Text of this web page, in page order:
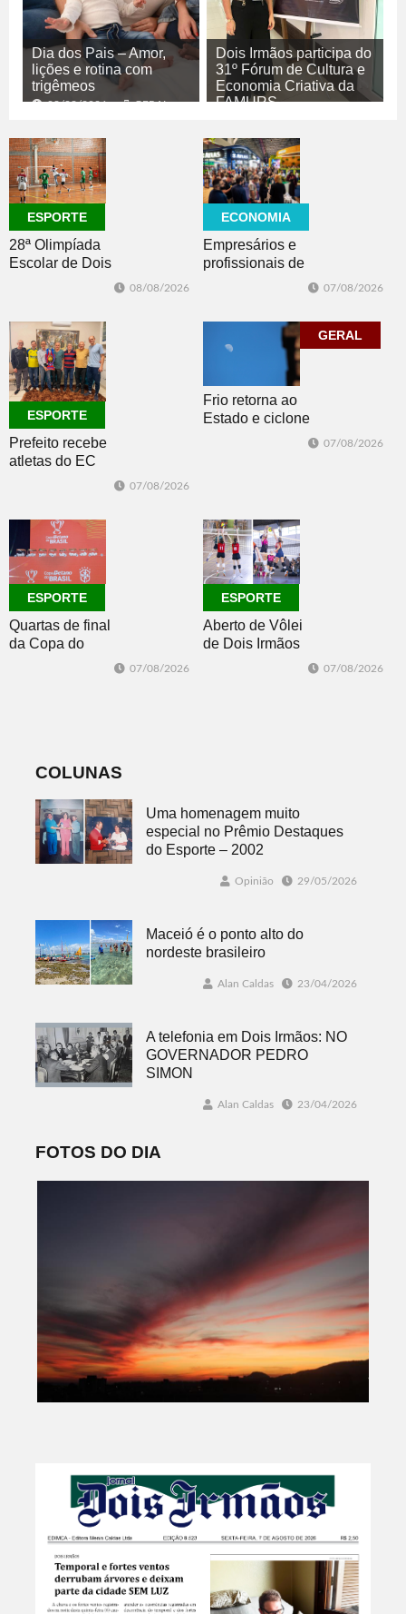
Dia dos Pais – Amor,
lições e rotina com
trigêmeos
08/08/2026 GERAL
Dois Irmãos participa do
31º Fórum de Cultura e
Economia Criativa da
FAMURS
CULTURA
ESPORTE
28ª Olimpíada
Escolar de Dois
08/08/2026
ECONOMIA
Empresários e
profissionais de
07/08/2026
ESPORTE
Prefeito recebe
atletas do EC
Master 65+
07/08/2026
GERAL
Frio retorna ao
Estado e ciclone
07/08/2026
ESPORTE
Quartas de final
da Copa do
Brasil 2026: veja
07/08/2026
ESPORTE
Aberto de Vôlei
de Dois Irmãos
07/08/2026
COLUNAS
Uma homenagem muito
especial no Prêmio Destaques
do Esporte – 2002
Opinião 29/05/2026
Maceió é o ponto alto do
nordeste brasileiro
Alan Caldas 23/04/2026
A telefonia em Dois Irmãos: NO
GOVERNADOR PEDRO
SIMON
Alan Caldas 23/04/2026
FOTOS DO DIA